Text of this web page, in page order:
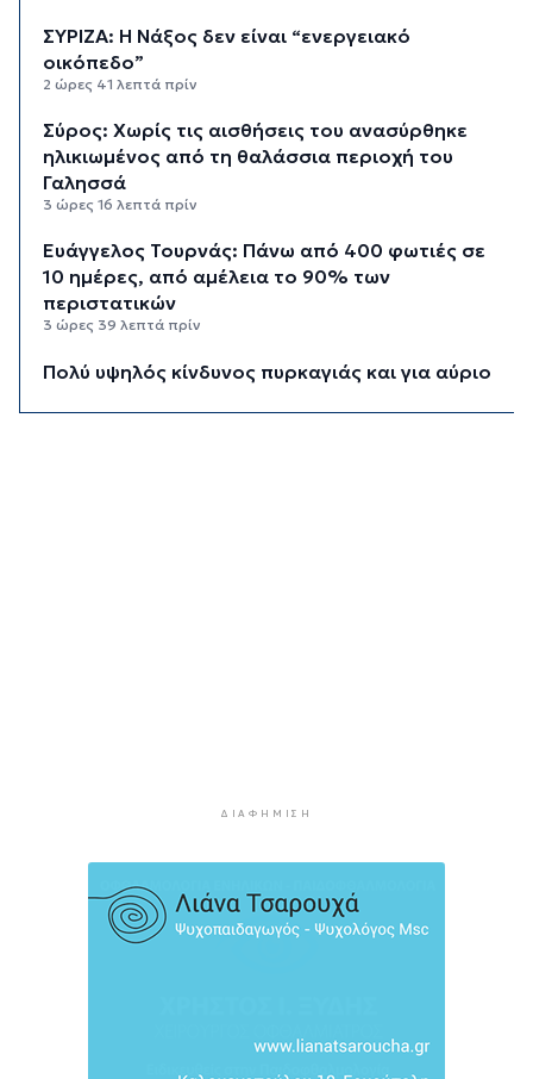
ΣΥΡΙΖΑ: Η Νάξος δεν είναι “ενεργειακό
οικόπεδο”
2 ώρες 41 λεπτά πρίν
Σύρος: Χωρίς τις αισθήσεις του ανασύρθηκε
ηλικιωμένος από τη θαλάσσια περιοχή του
Γαλησσά
3 ώρες 16 λεπτά πρίν
Ευάγγελος Τουρνάς: Πάνω από 400 φωτιές σε
10 ημέρες, από αμέλεια το 90% των
περιστατικών
3 ώρες 39 λεπτά πρίν
Πολύ υψηλός κίνδυνος πυρκαγιάς και για αύριο
3 ώρες 58 λεπτά πρίν
Ρούσσου στα 800μ.
6 ώρες 15 λεπτά πρίν
ΔΙΑΦΉΜΙΣΗ